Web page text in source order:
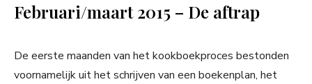
Februari/maart 2015 – De aftrap
De eerste maanden van het kookboekproces bestonden
voornamelijk uit het schrijven van een boekenplan, het